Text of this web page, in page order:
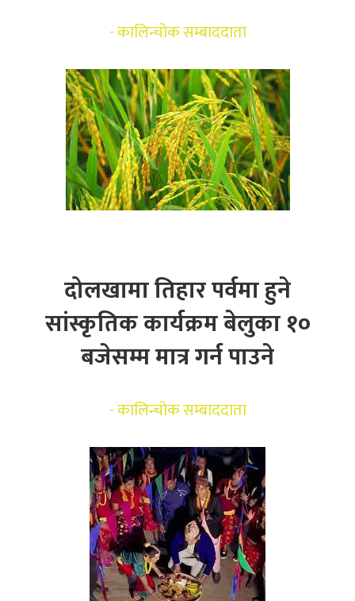
-कालिन्चोक सम्बाददाता
दोलखामा तिहार पर्वमा हुने
सांस्कृतिक कार्यक्रम बेलुका १०
बजेसम्म मात्र गर्न पाउने
-कालिन्चोक सम्बाददाता